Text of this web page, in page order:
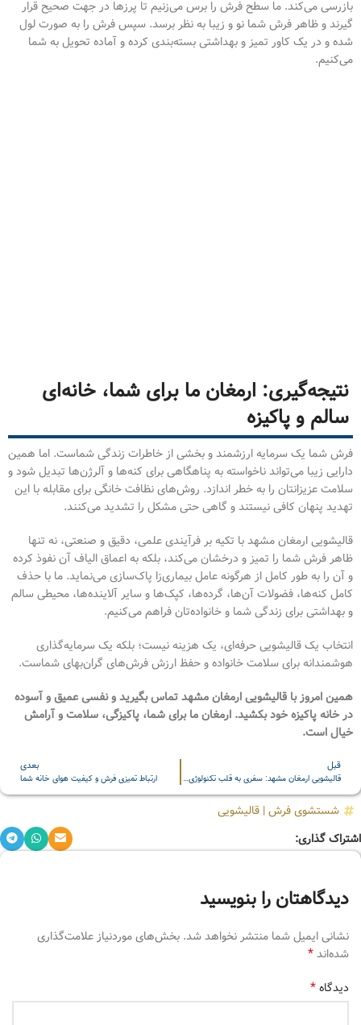
بازرسی می‌کند. ما سطح فرش را برس می‌زنیم تا پرزها در جهت صحیح قرار
گیرند و ظاهر فرش شما نو و زیبا به نظر برسد. سپس فرش را به صورت لول
شده و در یک کاور تمیز و بهداشتی بسته‌بندی کرده و آماده تحویل به شما
می‌کنیم.
نتیجه‌گیری: ارمغان ما برای شما، خانه‌ای
سالم و پاکیزه
فرش شما یک سرمایه ارزشمند و بخشی از خاطرات زندگی شماست. اما همین
دارایی زیبا می‌تواند ناخواسته به پناهگاهی برای کنه‌ها و آلرژن‌ها تبدیل شود و
سلامت عزیزانتان را به خطر اندازد. روش‌های نظافت خانگی برای مقابله با این
تهدید پنهان کافی نیستند و گاهی حتی مشکل را تشدید می‌کنند.
قالیشویی ارمغان مشهد با تکیه بر فرآیندی علمی، دقیق و صنعتی، نه تنها
ظاهر فرش شما را تمیز و درخشان می‌کند، بلکه به اعماق الیاف آن نفوذ کرده
و آن را به طور کامل از هرگونه عامل بیماری‌زا پاک‌سازی می‌نماید. ما با حذف
کامل کنه‌ها، فضولات آن‌ها، گرده‌ها، کپک‌ها و سایر آلاینده‌ها، محیطی سالم
و بهداشتی برای زندگی شما و خانواده‌تان فراهم می‌کنیم.
انتخاب یک قالیشویی حرفه‌ای، یک هزینه نیست؛ بلکه یک سرمایه‌گذاری
هوشمندانه برای سلامت خانواده و حفظ ارزش فرش‌های گران‌بهای شماست.
همین امروز با قالیشویی ارمغان مشهد تماس بگیرید و نفسی عمیق و آسوده
در خانه پاکیزه خود بکشید. ارمغان ما برای شما، پاکیزگی، سلامت و آرامش
خیال است.
قبل
قالیشویی ارمغان مشهد: سفری به قلب تکنولوژی شستشوی فرش
بعدی
ارتباط تمیزی فرش و کیفیت هوای خانه شما
شستشوی فرش| قالیشویی
اشتراک گذاری:
دیدگاهتان را بنویسید
نشانی ایمیل شما منتشر نخواهد شد. بخش‌های موردنیاز علامت‌گذاری
شده‌اند*
دیدگاه*